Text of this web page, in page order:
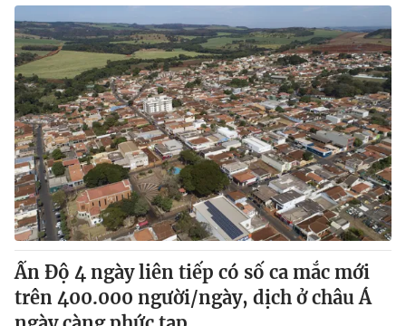
Ấn Độ 4 ngày liên tiếp có số ca mắc mới
trên 400.000 người/ngày, dịch ở châu Á